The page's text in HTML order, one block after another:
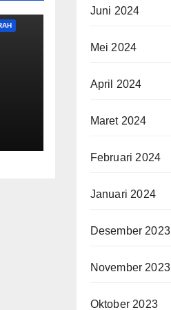
Juni 2024
Mei 2024
April 2024
Maret 2024
Februari 2024
Januari 2024
Desember 2023
November 2023
Oktober 2023